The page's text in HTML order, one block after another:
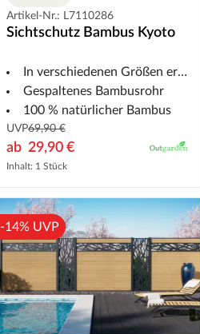
Artikel-Nr.: L7110286
Sichtschutz Bambus Kyoto
In verschiedenen Größen erhältlich
Gespaltenes Bambusrohr
100 % natürlicher Bambus
UVP69,90 €
ab 29,90 €
Inhalt: 1 Stück
-14% UVP